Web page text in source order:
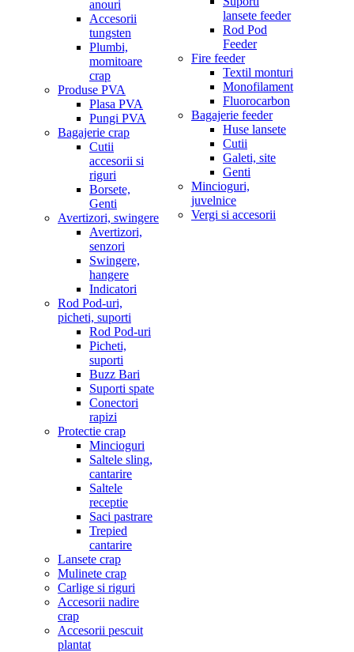
anouri
Accesorii
tungsten
Plumbi,
momitoare
crap
Produse PVA
Plasa PVA
Pungi PVA
Bagajerie crap
Cutii
accesorii si
riguri
Borsete,
Genti
Avertizori, swingere
Avertizori,
senzori
Swingere,
hangere
Indicatori
Rod Pod-uri,
picheti, suporti
Rod Pod-uri
Picheti,
suporti
Buzz Bari
Suporti spate
Conectori
rapizi
Protectie crap
Mincioguri
Saltele sling,
cantarire
Saltele
receptie
Saci pastrare
Trepied
cantarire
Lansete crap
Mulinete crap
Carlige si riguri
Accesorii nadire
crap
Accesorii pescuit
plantat
lansete feeder
Rod Pod
Feeder
Fire feeder
Textil monturi
Monofilament
Fluorocarbon
Bagajerie feeder
Huse lansete
Cutii
Galeti, site
Genti
Mincioguri,
juvelnice
Vergi si accesorii